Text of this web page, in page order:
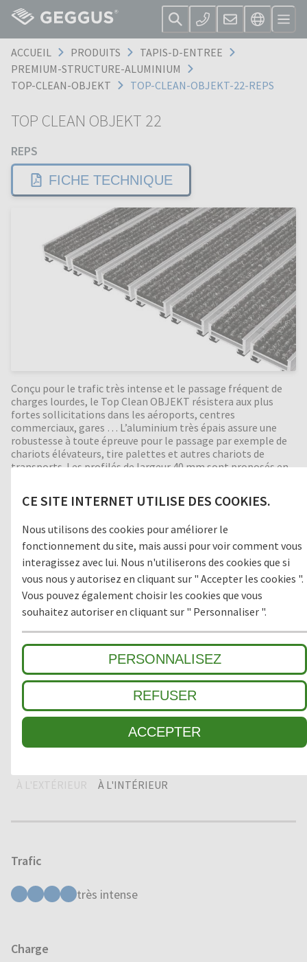
CE SITE INTERNET UTILISE DES COOKIES.
Nous utilisons des cookies pour améliorer le
fonctionnement du site, mais aussi pour voir comment vous
interagissez avec lui. Nous n'utiliserons des cookies que si
vous nous y autorisez en cliquant sur " Accepter les cookies ".
Vous pouvez également choisir les cookies que vous
souhaitez autoriser en cliquant sur " Personnaliser ".
PERSONNALISEZ
REFUSER
ACCEPTER
ACCUEIL PRODUITS
TAPIS-D-ENTREE
PREMIUM-STRUCTURE-ALUMINIUM
TOP-CLEAN-OBJEKT
TOP-CLEAN-OBJEKT-22-REPS
TOP CLEAN OBJEKT 22
REPS
FICHE TECHNIQUE
Conçu pour le trafic très intense et le passage fréquent de
charges lourdes, le Top Clean OBJEKT résistera aux plus
fortes sollicitations dans les aéroports, centres
commerciaux, gares … L’aluminium très épais assure une
robustesse à toute épreuve pour le passage par exemple de
chariots élévateurs, tire palettes et autres chariots de
transports. Les profilés de largeur 40 mm sont proposés en
Fabrication en toutes dimensions. Formes spéciales
Zone de passage
1 GROSSES SALETÉS
2 ZONE INTERMÉDIAIRE
SALETÉ FINE / ABSORPTION HUMIDITÉ
À L'EXTÉRIEUR À L'INTÉRIEUR
Trafic
très intense
Charge